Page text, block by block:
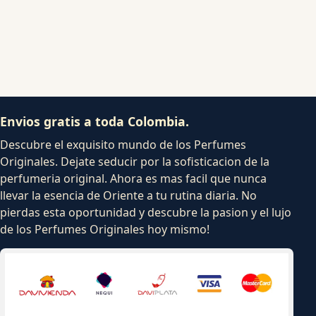
Envios gratis a toda Colombia.
Descubre el exquisito mundo de los Perfumes
Originales. Dejate seducir por la sofisticacion de la
perfumeria original. Ahora es mas facil que nunca
llevar la esencia de Oriente a tu rutina diaria. No
pierdas esta oportunidad y descubre la pasion y el lujo
de los Perfumes Originales hoy mismo!